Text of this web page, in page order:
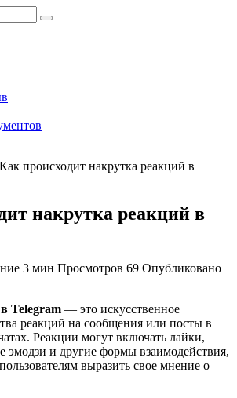
Как происходит накрутка реакций в
накрутка реакций в
3 мин Просмотров 69 Опубликовано
Telegram — это искусственное
реакций на сообщения или посты в
Реакции могут включать лайки,
эмодзи и другие формы взаимодействия,
выразить свое мнение о